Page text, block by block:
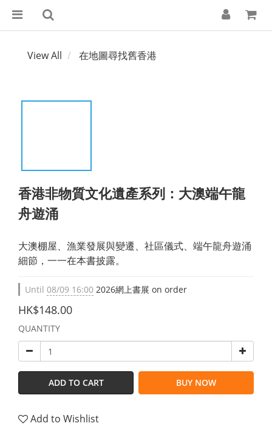
View All 在地圖尋找舊香港
香港非物質文化遺產系列：大澳端午龍
舟遊涌
大澳棚屋、漁業發展與變遷、社區儀式、端午龍舟遊涌
細節，一一在本書披露。
Until 08/09 16:00 2026網上書展 on order
HK$148.00
QUANTITY
ADD TO CART BUY NOW
Add to Wishlist